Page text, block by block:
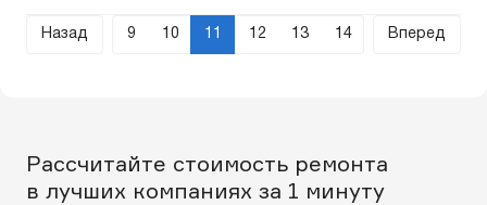
Назад 9 10 11 12 13 14 Вперед
Рассчитайте стоимость ремонта
в лучших компаниях за 1 минуту